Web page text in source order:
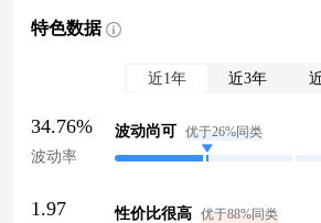
特色数据
近1年 近3年
34.76%
波动率
波动尚可 优于26%同类
1.97 性价比很高 优于88%同类